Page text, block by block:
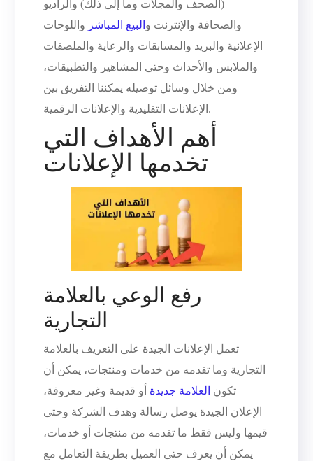
(الصحف والمجلات وما إلى ذلك) والراديو
والصحافة والإنترنت و البيع المباشر واللوحات
الإعلانية والبريد والمسابقات والرعاية والملصقات
والملابس والأحداث وحتى المشاهير والتطبيقات،
ومن خلال وسائل توصيله يمكننا التفريق بين
الإعلانات التقليدية والإعلانات الرقمية.
أهم الأهداف التي
تخدمها الإعلانات
رفع الوعي بالعلامة
التجارية
تعمل الإعلانات الجيدة على التعريف بالعلامة
التجارية وما تقدمه من خدمات ومنتجات، يمكن أن
تكون العلامة جديدة أو قديمة وغير معروفة،
الإعلان الجيدة يوصل رسالة وهدف الشركة وحتى
قيمها وليس فقط ما تقدمه من منتجات أو خدمات،
يمكن أن يعرف حتى العميل بطريقة التعامل مع